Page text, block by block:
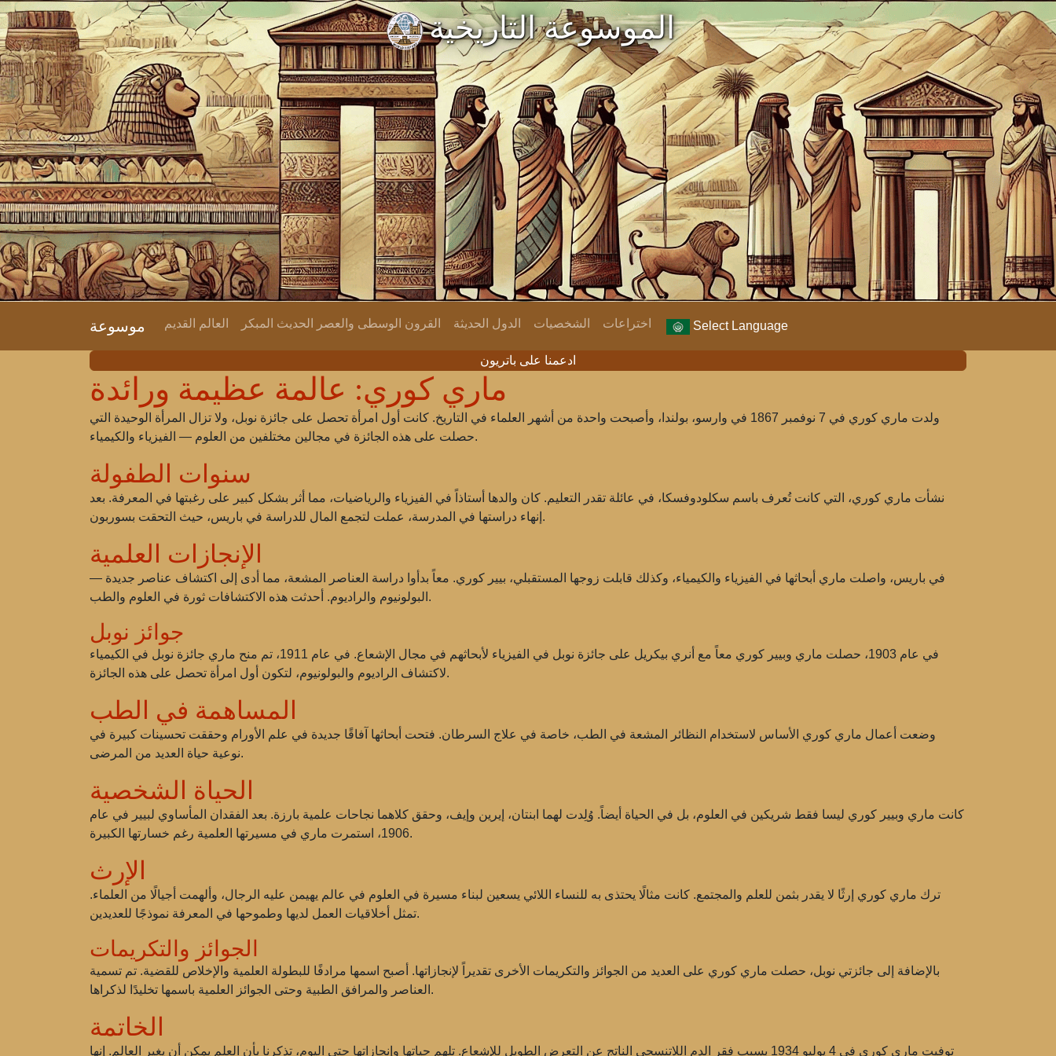
الموسوعة التاريخية
موسوعة العالم القديم القرون الوسطى والعصر الحديث المبكر الدول الحديثة الشخصيات اختراعات Select Language
ادعمنا على باتريون
ماري كوري: عالمة عظيمة ورائدة
ولدت ماري كوري في 7 نوفمبر 1867 في وارسو، بولندا، وأصبحت واحدة من أشهر العلماء في التاريخ. كانت أول امرأة تحصل على جائزة نوبل، ولا تزال المرأة الوحيدة التي
حصلت على هذه الجائزة في مجالين مختلفين من العلوم — الفيزياء والكيمياء.
سنوات الطفولة
نشأت ماري كوري، التي كانت تُعرف باسم سكلودوفسكا، في عائلة تقدر التعليم. كان والدها أستاذاً في الفيزياء والرياضيات، مما أثر بشكل كبير على رغبتها في المعرفة. بعد
إنهاء دراستها في المدرسة، عملت لتجمع المال للدراسة في باريس، حيث التحقت بسوربون.
الإنجازات العلمية
في باريس، واصلت ماري أبحاثها في الفيزياء والكيمياء، وكذلك قابلت زوجها المستقبلي، بيير كوري. معاً بدأوا دراسة العناصر المشعة، مما أدى إلى اكتشاف عناصر جديدة —
البولونيوم والراديوم. أحدثت هذه الاكتشافات ثورة في العلوم والطب.
جوائز نوبل
في عام 1903، حصلت ماري وبيير كوري معاً مع أنري بيكريل على جائزة نوبل في الفيزياء لأبحاثهم في مجال الإشعاع. في عام 1911، تم منح ماري جائزة نوبل في الكيمياء
لاكتشاف الراديوم والبولونيوم، لتكون أول امرأة تحصل على هذه الجائزة.
المساهمة في الطب
وضعت أعمال ماري كوري الأساس لاستخدام النظائر المشعة في الطب، خاصة في علاج السرطان. فتحت أبحاثها آفاقًا جديدة في علم الأورام وحققت تحسينات كبيرة في
نوعية حياة العديد من المرضى.
الحياة الشخصية
كانت ماري وبيير كوري ليسا فقط شريكين في العلوم، بل في الحياة أيضاً. وُلِدت لهما ابنتان، إيرين وإيف، وحقق كلاهما نجاحات علمية بارزة. بعد الفقدان المأساوي لبيير في عام
1906، استمرت ماري في مسيرتها العلمية رغم خسارتها الكبيرة.
الإرث
ترك ماري كوري إرثًا لا يقدر بثمن للعلم والمجتمع. كانت مثالًا يحتذى به للنساء اللائي يسعين لبناء مسيرة في العلوم في عالم يهيمن عليه الرجال، وألهمت أجيالًا من العلماء.
تمثل أخلاقيات العمل لديها وطموحها في المعرفة نموذجًا للعديدين.
الجوائز والتكريمات
بالإضافة إلى جائزتي نوبل، حصلت ماري كوري على العديد من الجوائز والتكريمات الأخرى تقديراً لإنجازاتها. أصبح اسمها مرادفًا للبطولة العلمية والإخلاص للقضية. تم تسمية
العناصر والمرافق الطبية وحتى الجوائز العلمية باسمها تخليدًا لذكراها.
الخاتمة
توفيت ماري كوري في 4 يوليو 1934 بسبب فقر الدم اللاتنسجي الناتج عن التعرض الطويل للإشعاع. تلهم حياتها وإنجازاتها حتى اليوم، تذكرنا بأن العلم يمكن أن يغير العالم. إنها